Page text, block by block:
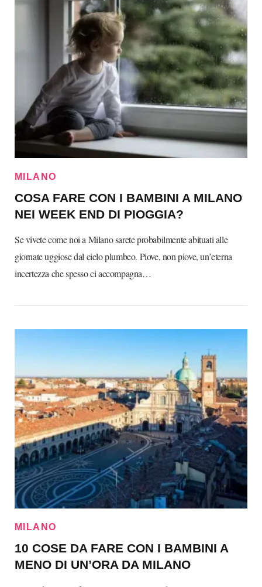
MILANO
COSA FARE CON I BAMBINI A MILANO
NEI WEEK END DI PIOGGIA?
Se vivete come noi a Milano sarete probabilmente abituati alle
giornate uggiose dal cielo plumbeo. Piove, non piove, un’eterna
incertezza che spesso ci accompagna…
MILANO
10 COSE DA FARE CON I BAMBINI A
MENO DI UN’ORA DA MILANO